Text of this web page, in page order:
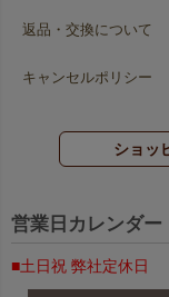
返品・交換について
キャンセルポリシー
ショッ
営業日カレンダー
■土日祝 弊社定休日